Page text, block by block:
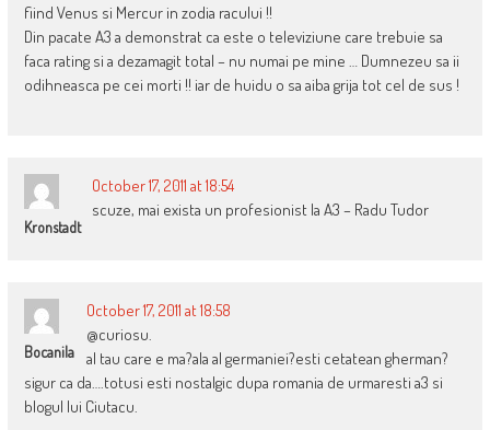
fiind Venus si Mercur in zodia racului !!
Din pacate A3 a demonstrat ca este o televiziune care trebuie sa
faca rating si a dezamagit total – nu numai pe mine … Dumnezeu sa ii
odihneasca pe cei morti !! iar de huidu o sa aiba grija tot cel de sus !
Kronstadt
October 17, 2011 at 18:54
scuze, mai exista un profesionist la A3 – Radu Tudor
Bocanila
October 17, 2011 at 18:58
@curiosu.
al tau care e ma?ala al germaniei?esti cetatean gherman?
sigur ca da….totusi esti nostalgic dupa romania de urmaresti a3 si
blogul lui Ciutacu.